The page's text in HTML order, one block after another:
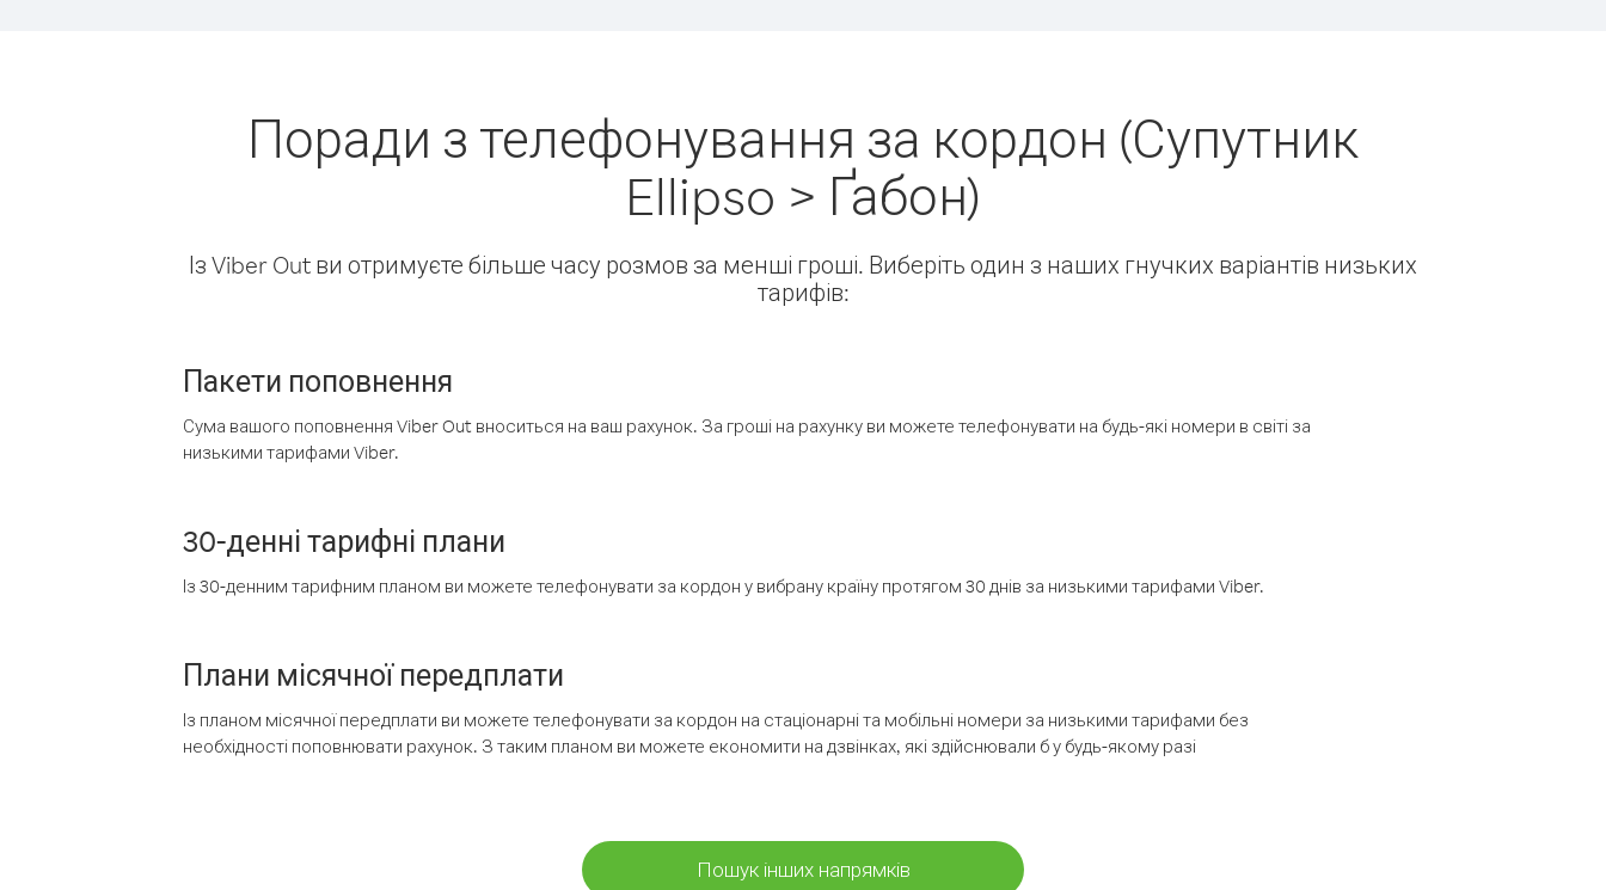
Поради з телефонування за кордон (Супутник
Ellipso > Ґабон)
Із Viber Out ви отримуєте більше часу розмов за менші гроші. Виберіть один з наших гнучких варіантів низьких
тарифів:
Пакети поповнення
Сума вашого поповнення Viber Out вноситься на ваш рахунок. За гроші на рахунку ви можете телефонувати на будь-які номери в світі за
низькими тарифами Viber.
30-денні тарифні плани
Із 30-денним тарифним планом ви можете телефонувати за кордон у вибрану країну протягом 30 днів за низькими тарифами Viber.
Плани місячної передплати
Із планом місячної передплати ви можете телефонувати за кордон на стаціонарні та мобільні номери за низькими тарифами без
необхідності поповнювати рахунок. З таким планом ви можете економити на дзвінках, які здійснювали б у будь-якому разі
Пошук інших напрямків